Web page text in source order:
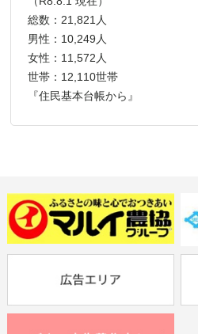
総数：21,821人
男性：10,249人
女性：11,572人
世帯：12,110世帯
『住民基本台帳から』